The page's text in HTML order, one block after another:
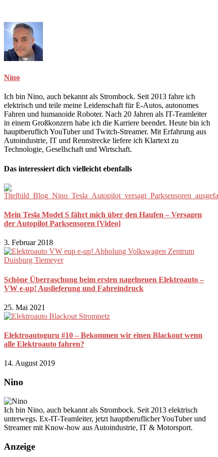
Nino
Ich bin Nino, auch bekannt als Strombock. Seit 2013 fahre ich
elektrisch und teile meine Leidenschaft für E-Autos, autonomes
Fahren und humanoide Roboter. Nach 20 Jahren als IT-Teamleiter
in einem Großkonzern habe ich die Karriere beendet. Heute bin ich
hauptberuflich YouTuber und Twitch-Streamer. Mit Erfahrung aus
Autoindustrie, IT und Rennstrecke liefere ich Klartext zu
Technologie, Gesellschaft und Wirtschaft.
Das interessiert dich vielleicht ebenfalls
Mein Tesla Model S fährt mich über den Haufen – Versagen
der Autopilot Parksensoren [Video]
3. Februar 2018
Schöne Überraschung beim ersten nagelneuen Elektroauto –
VW e-up! Auslieferung und Fahreindruck
25. Mai 2021
Elektroautoguru #10 – Bekommen wir einen Blackout wenn
alle Elektroauto fahren?
14. August 2019
Nino
Ich bin Nino, auch bekannt als Strombock. Seit 2013 elektrisch
unterwegs. Ex-IT-Teamleiter, jetzt hauptberuflicher YouTuber und
Streamer mit Know-how aus Autoindustrie, IT & Motorsport.
Anzeige